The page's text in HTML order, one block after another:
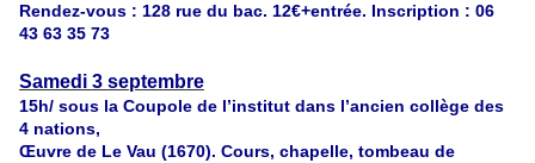
Rendez-vous : 128 rue du bac. 12€+entrée. Inscription : 06
43 63 35 73
Samedi 3 septembre
15h/ sous la Coupole de l’institut dans l’ancien collège des
4 nations,
Œuvre de Le Vau (1670). Cours, chapelle, tombeau de